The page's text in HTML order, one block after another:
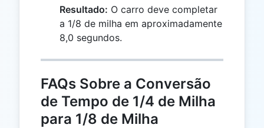
{1,57} =
8,0
Resultado: O carro deve completar
a 1/8 de milha em aproximadamente
8,0 segundos.
FAQs Sobre a Conversão
de Tempo de 1/4 de Milha
para 1/8 de Milha